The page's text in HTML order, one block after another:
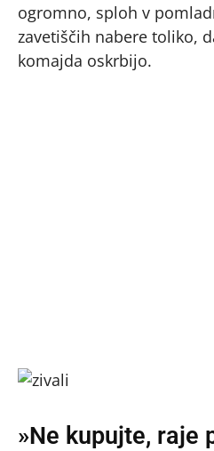
ogromno, sploh v
zavetiščih nabere toliko,
komajda oskrbijo.
»Ne kupujte, raje